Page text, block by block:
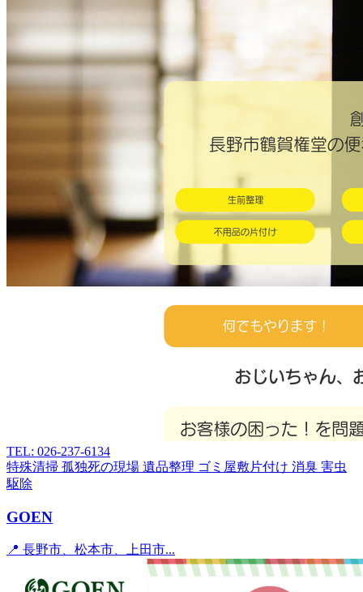
TEL: 026-237-6134
特殊清掃 孤独死の現場 遺品整理 ゴミ屋敷片付け 消臭 害虫
駆除
GOEN
📍 長野市、松本市、上田市...